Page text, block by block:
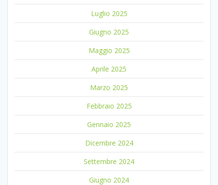
Luglio 2025
Giugno 2025
Maggio 2025
Aprile 2025
Marzo 2025
Febbraio 2025
Gennaio 2025
Dicembre 2024
Settembre 2024
Giugno 2024